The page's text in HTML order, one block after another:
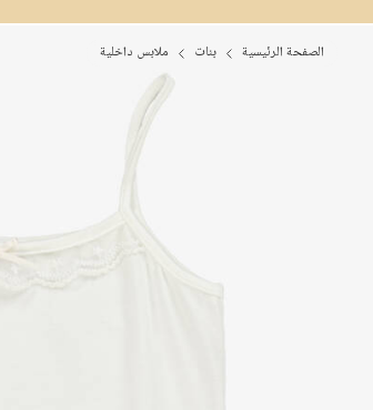
الصفحة الرئيسية بنات ملابس داخلية